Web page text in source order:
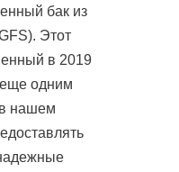
бак из
Этот
в 2019
еще одним
нашем